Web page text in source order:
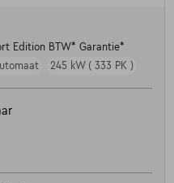
Edition BTW* Garantie*
245 kW ( 333 PK )